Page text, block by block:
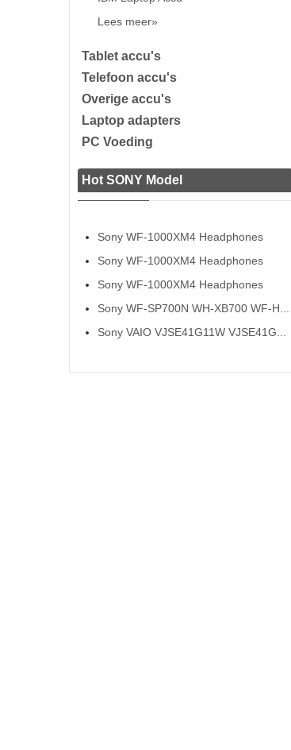
Lees meer»
Tablet accu's
Telefoon accu's
Overige accu's
Laptop adapters
PC Voeding
Hot SONY Model
Sony WF-1000XM4 Headphones
Sony WF-1000XM4 Headphones
Sony WF-1000XM4 Headphones
Sony WF-SP700N WH-XB700 WF-H...
Sony VAIO VJSE41G11W VJSE41G...